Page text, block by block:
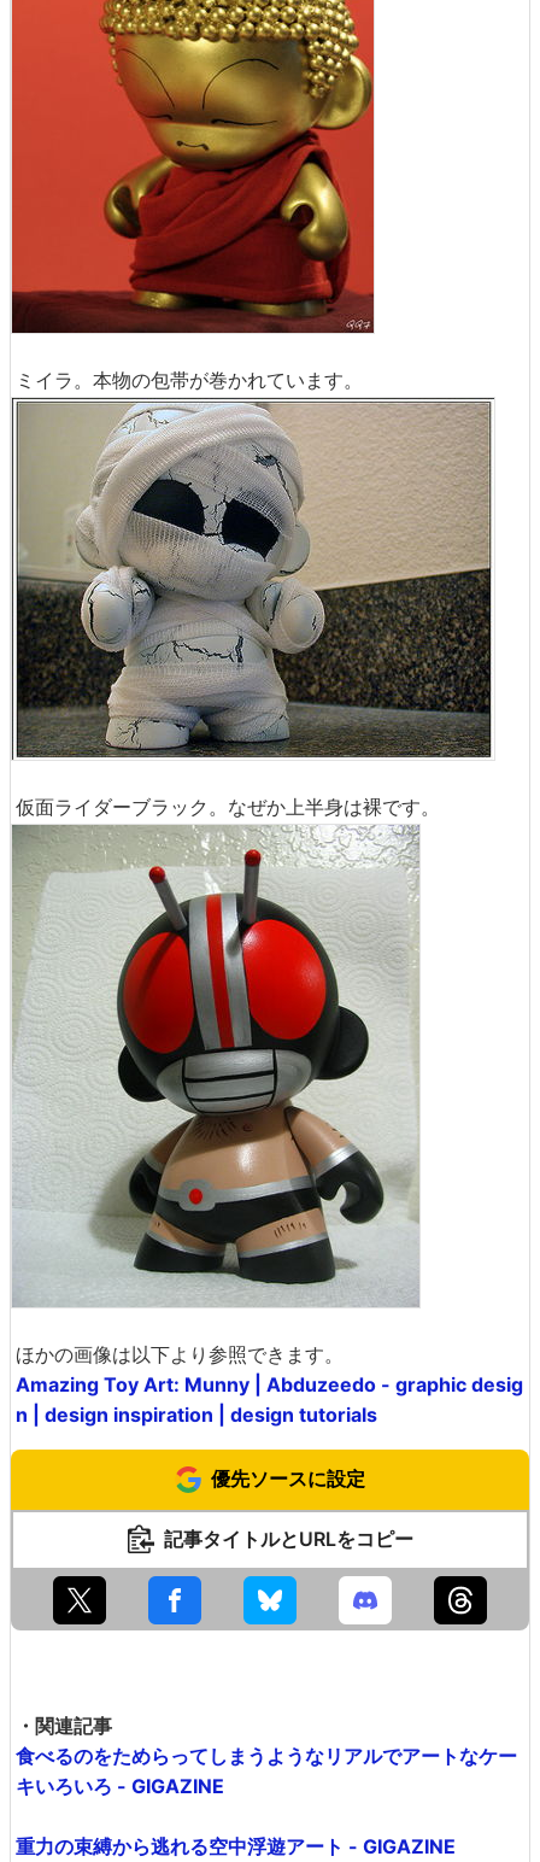
ミイラ。本物の包帯が巻かれています。
仮面ライダーブラック。なぜか上半身は裸です。
ほかの画像は以下より参照できます。
Amazing Toy Art: Munny | Abduzeedo - graphic desig
n | design inspiration | design tutorials
優先ソースに設定
記事タイトルとURLをコピー
・関連記事
食べるのをためらってしまうようなリアルでアートなケー
キいろいろ - GIGAZINE
重力の束縛から逃れる空中浮遊アート - GIGAZINE